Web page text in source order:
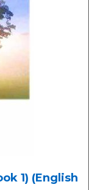
1) (English